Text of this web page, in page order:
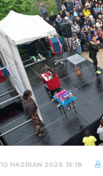
10 HAZIRAN 2026 15:18